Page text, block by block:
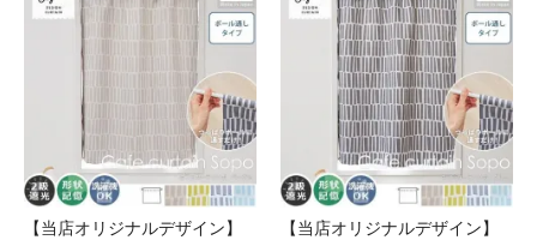
【当店オリジナルデザイン】
【当店オリジナルデザイン】